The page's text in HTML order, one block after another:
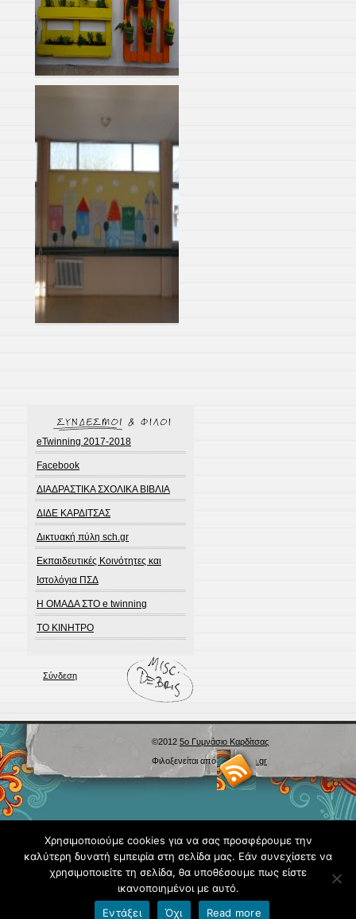
eTwinning 2017-2018
Facebook
ΔΙΑΔΡΑΣΤΙΚΑ ΣΧΟΛΙΚΑ ΒΙΒΛΙΑ
ΔΙΔΕ ΚΑΡΔΙΤΣΑΣ
Δικτυακή πύλη sch.gr
Εκπαιδευτικές Κοινότητες και
Ιστολόγια ΠΣΔ
Η ΟΜΑΔΑ ΣΤΟ e twinning
ΤΟ ΚΙΝΗΤΡΟ
Σύνδεση
©2012 5ο Γυμνάσιο Καρδίτσας
Φιλοξενείται απόBlogs.sch.gr
Χρησιμοποιούμε cookies για να σας προσφέρουμε την
καλύτερη δυνατή εμπειρία στη σελίδα μας. Εάν συνεχίσετε να
χρησιμοποιείτε τη σελίδα, θα υποθέσουμε πως είστε
ικανοποιημένοι με αυτό.
Εντάξει
Όχι Read more